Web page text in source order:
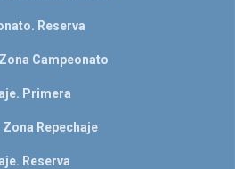
Reserva
Campeonato
Primera
Repechaje
Reserva